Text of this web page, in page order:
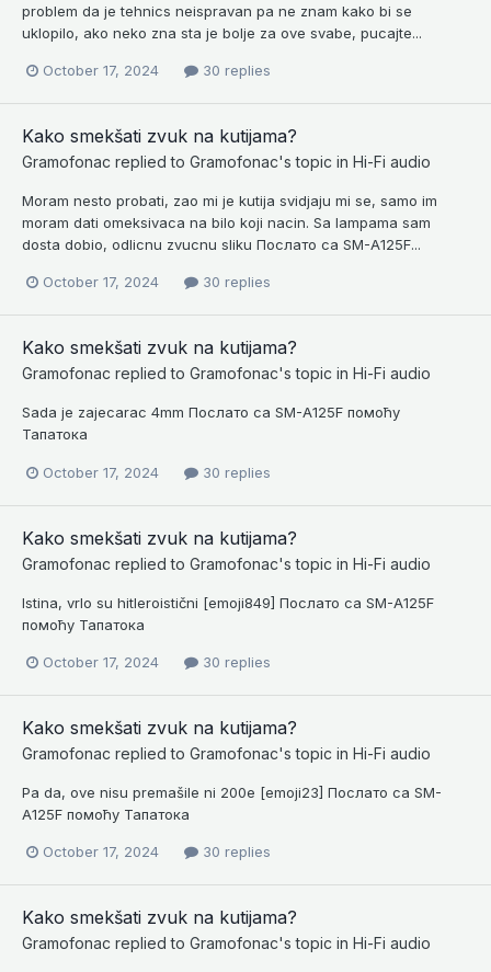
problem da je tehnics neispravan pa ne znam kako bi se
uklopilo, ako neko zna sta je bolje za ove svabe, pucajte...
October 17, 2024 30 replies
Kako smekšati zvuk na kutijama?
Gramofonac replied to Gramofonac's topic in Hi-Fi audio
Moram nesto probati, zao mi je kutija svidjaju mi se, samo im
moram dati omeksivaca na bilo koji nacin. Sa lampama sam
dosta dobio, odlicnu zvucnu sliku Послато са SM-A125F...
October 17, 2024 30 replies
Kako smekšati zvuk na kutijama?
Gramofonac replied to Gramofonac's topic in Hi-Fi audio
Sada je zajecarac 4mm Послато са SM-A125F помоћу
Тапатока
October 17, 2024 30 replies
Kako smekšati zvuk na kutijama?
Gramofonac replied to Gramofonac's topic in Hi-Fi audio
Istina, vrlo su hitleroistični [emoji849] Послато са SM-A125F
помоћу Тапатока
October 17, 2024 30 replies
Kako smekšati zvuk na kutijama?
Gramofonac replied to Gramofonac's topic in Hi-Fi audio
Pa da, ove nisu premašile ni 200e [emoji23] Послато са SM-
A125F помоћу Тапатока
October 17, 2024 30 replies
Kako smekšati zvuk na kutijama?
Gramofonac replied to Gramofonac's topic in Hi-Fi audio